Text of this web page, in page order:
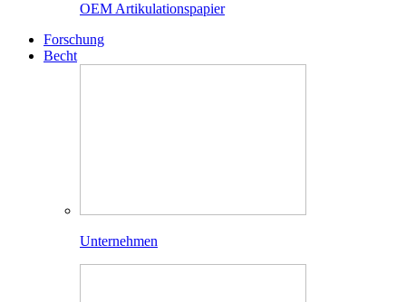
OEM Artikulationspapier
Forschung
Becht
Unternehmen